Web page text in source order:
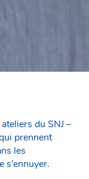
du SNJ –
prennent
les
s’ennuyer.